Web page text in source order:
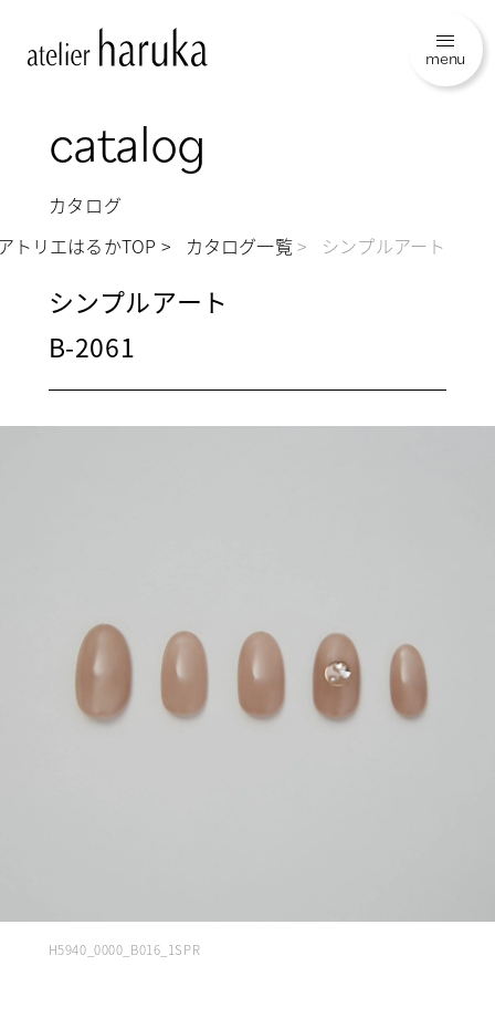
menu
catalog
カタログ
トリエはるかTOP
カタログ一覧 シンプルアート
シンプルアート
B-2061
H5940_0000_B016_1SPR